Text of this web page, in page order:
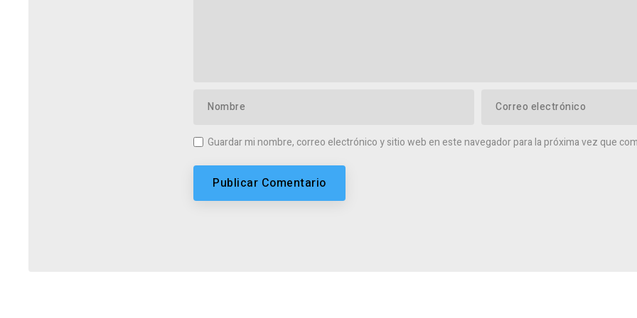
Guardar mi nombre, correo electrónico y sitio web en este navegador para la próxima vez que